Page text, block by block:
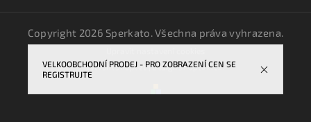
VELKOOBCHODNÍ PRODEJ - PRO ZOBRAZENÍ CEN SE
REGISTRUJTE
Copyright 2026 Sperkato. Všechna práva vyhrazena.
VytvořilShoptet| DesignShoptak.cz.